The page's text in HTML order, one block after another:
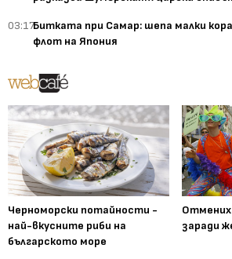
03:17Битката при Самар: шепа малки
флот на Япония
Черноморски потайности -
най-вкусните риби на
българското море
заради